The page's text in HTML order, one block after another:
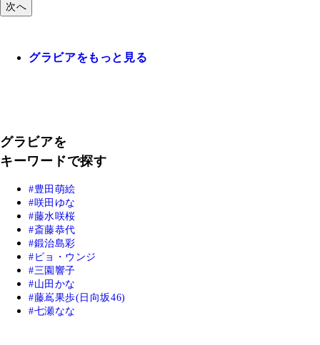
次へ
グラビアをもっと見る
グラビアを
キーワードで探す
豊田萌絵
咲田ゆな
藤水咲桜
斎藤恭代
鍛治島彩
ピョ・ウンジ
三園響子
山田かな
藤嶌果歩(日向坂46)
七瀬なな